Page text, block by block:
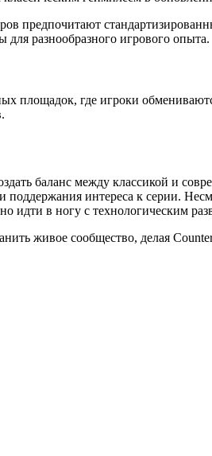
предпочитают
разнообразного игрового опыта.
площадок, где игроки
баланс между классикой и
интереса к серии.
идти в ногу с технологическим
живое сообщество, делая